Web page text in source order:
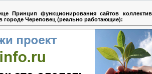
Принцип функционирования сайтов
городе Череповец (реально работающие):